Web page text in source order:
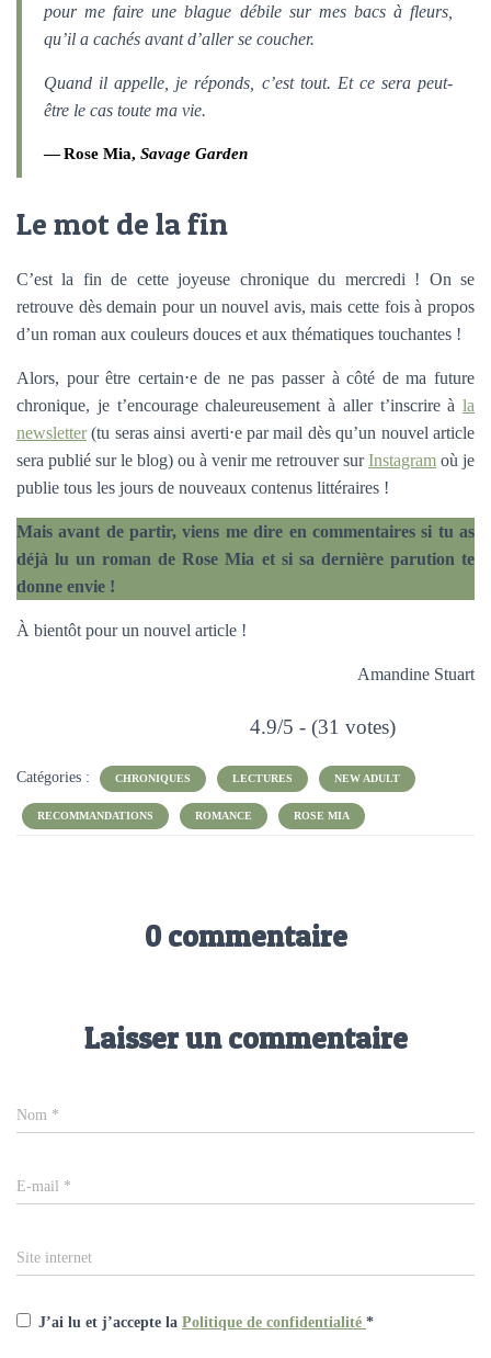
pour me faire une blague débile sur mes bacs à fleurs,
qu’il a cachés avant d’aller se coucher.
Quand il appelle, je réponds, c’est tout. Et ce sera peut-
être le cas toute ma vie.
Rose Mia, Savage Garden
Le mot de la fin
C’est la fin de cette joyeuse chronique du mercredi ! On se
retrouve dès demain pour un nouvel avis, mais cette fois à propos
d’un roman aux couleurs douces et aux thématiques touchantes !
Alors, pour être certain⋅e de ne pas passer à côté de ma future
chronique, je t’encourage chaleureusement à aller t’inscrire à la
newsletter(tu seras ainsi averti⋅e par mail dès qu’un nouvel article
sera publié sur le blog) ou à venir me retrouver surInstagram où je
publie tous les jours de nouveaux contenus littéraires !
Mais avant de partir, viens me dire en commentaires si tu as
déjà lu un roman de Rose Mia et si sa dernière parution te
donne envie !
À bientôt pour un nouvel article !
Amandine Stuart
4.9/5 - (31 votes)
Catégories : CHRONIQUES LECTURES NEW ADULT
RECOMMANDATIONS ROMANCE ROSE MIA
0 commentaire
Laisser un commentaire
Nom *
E-mail *
Site internet
J’ai lu et j’accepte la Politique de confidentialité *